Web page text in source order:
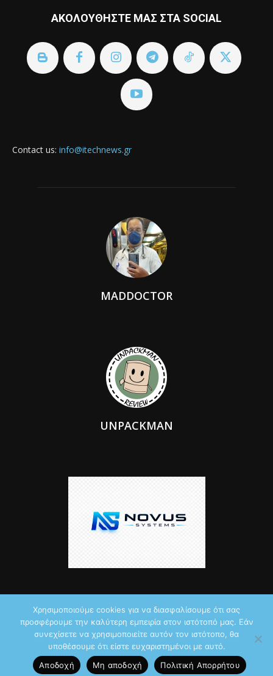
ΑΚΟΛΟΥΘΗΣΤΕ ΜΑΣ ΣΤΑ SOCIAL
Contact us: info@itechnews.gr
MADDOCTOR
UNPACKMAN
© 2026 by iTechNews.gr
Maddoctor dreamed it, Unpackman made it reality,Novus Systems
created it.
Χρησιμοποιούμε cookies για να διασφαλίσουμε ότι σας
προσφέρουμε την καλύτερη εμπειρία στον ιστότοπό μας. Εάν
συνεχίσετε να χρησιμοποιείτε αυτόν τον ιστότοπο, θα
υποθέσουμε ότι είστε ευχαριστημένοι με αυτό.
Αποδοχή
Μη αποδοχή Πολιτική Aπορρήτου